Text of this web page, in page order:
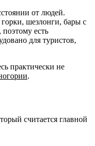
от людей.
шезлонги, бары с
есть
для туристов,
практически не
.
считается главной